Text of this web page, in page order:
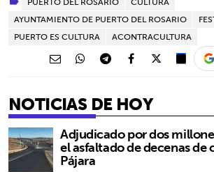
AYUNTAMIENTO DE PUERTO DEL ROSARIO
PUERTO ES CULTURA
ACONTRACULTURA
NOTICIAS DE HOY
Adjudicado por dos
el asfaltado de decenas de
Pájara